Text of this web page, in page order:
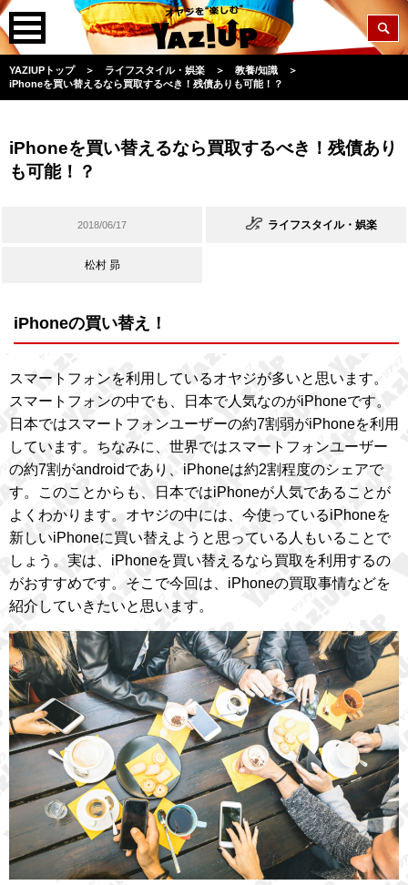
YAZIUPトップ ＞ ライフスタイル・娯楽 ＞ 教養/知識
＞
iPhoneを買い替えるなら買取するべき！残債ありも可能！？
iPhoneを買い替えるなら買取するべき！残債あり
も可能！？
2018/06/17 ライフスタイル・娯楽
松村 昴
iPhoneの買い替え！
スマートフォンを利用しているオヤジが多いと思います。
スマートフォンの中でも、日本で人気なのがiPhoneです。
日本ではスマートフォンユーザーの約7割弱がiPhoneを利用
しています。ちなみに、世界ではスマートフォンユーザー
の約7割がandroidであり、iPhoneは約2割程度のシェアで
す。このことからも、日本ではiPhoneが人気であることが
よくわかります。オヤジの中には、今使っているiPhoneを
新しいiPhoneに買い替えようと思っている人もいることで
しょう。実は、iPhoneを買い替えるなら買取を利用するの
がおすすめです。そこで今回は、iPhoneの買取事情などを
紹介していきたいと思います。